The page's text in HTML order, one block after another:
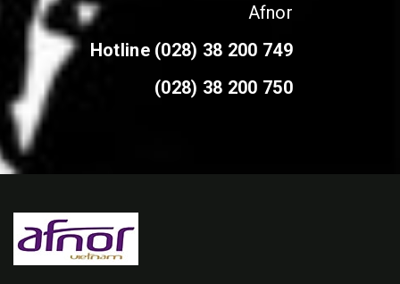
Afnor
Hotline (028) 38 200 749
(028) 38 200 750